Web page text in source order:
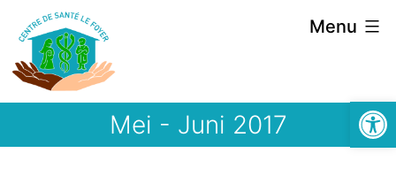
Spring
naar
de
inhoud
Menu
Mei - Juni 2017